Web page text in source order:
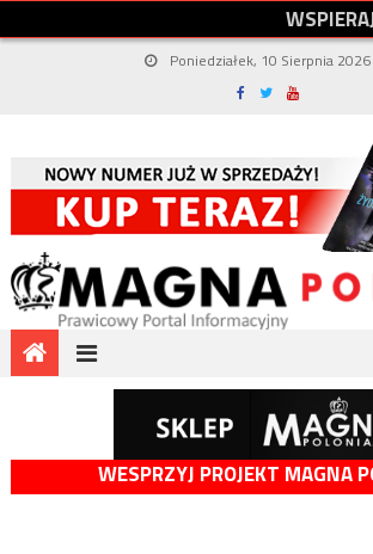
WSPIERA
Poniedziałek, 10 Sierpnia 2026
WESPRZYJ PROJEKT MAGNA